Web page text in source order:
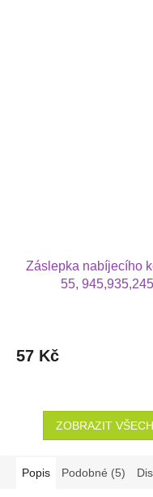
Záslepka nabíjecího
55,
57 Kč
ZOBRAZIT
Popis Podobné (5)